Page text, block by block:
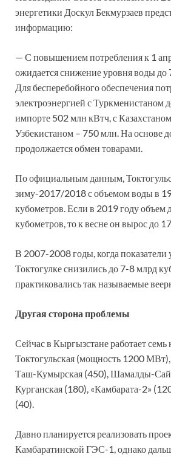
энергетики Доскул Бекмурзаев
информацию:
— С повышением потребления к 1
ожидается снижение уровня воды до
Для бесперебойного обеспечения
электроэнергией с Туркменистаном
импорте 502 млн кВтч, с
Узбекистаном – 750 млн. На основе
продолжается обмен товарами.
По официальным данным,
зиму-2017/2018 с объемом воды в
кубометров. Если в 2019 году объем
кубометров, то к весне он вырос до
В 2007-2008 годы, когда показатели
Токтогулке снизились до 7-8 млрд
практиковались так называемые
Другая сторона проблемы
Сейчас в Кыргызстане работает
Токтогульская (мощность 1200
Таш-Кумырская (450), Шамалды-
Курганская (180), «Камбарата-2»
(40).
Давно планируется реализовать
Камбаратинской ГЭС-1, однако